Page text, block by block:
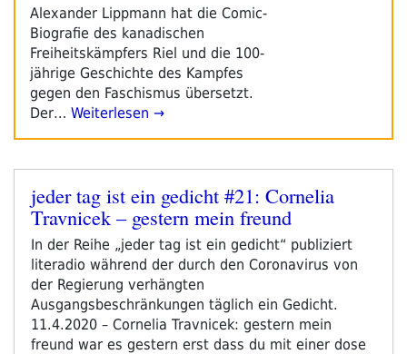
Alexander Lippmann hat die Comic-
Biografie des kanadischen
Freiheitskämpfers Riel und die 100-
jährige Geschichte des Kampfes
gegen den Faschismus übersetzt.
Der… Weiterlesen →
Veröffentlicht
am
jeder tag ist ein gedicht #21: Cornelia
Travnicek – gestern mein freund
In der Reihe „jeder tag ist ein gedicht“ publiziert
literadio während der durch den Coronavirus von
der Regierung verhängten
Ausgangsbeschränkungen täglich ein Gedicht.
11.4.2020 – Cornelia Travnicek: gestern mein
freund war es gestern erst dass du mit einer dose